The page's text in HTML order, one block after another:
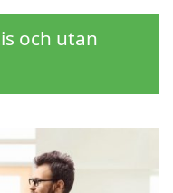
och utan